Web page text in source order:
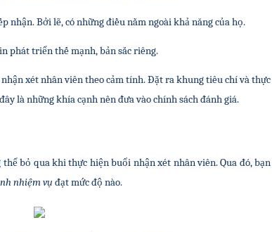
nhận. Bởi lẽ, có những điều nằm ngoài khả năng của họ.
phát triển thế mạnh, bản sắc riêng.
xét nhân viên theo cảm tính. Đặt ra khung tiêu chí và thực
là những khía cạnh nên đưa vào chính sách đánh giá.
thể bỏ qua khi thực hiện buổi nhận xét nhân viên. Qua đó, bạn
nhiệm vụ đạt mức độ nào.